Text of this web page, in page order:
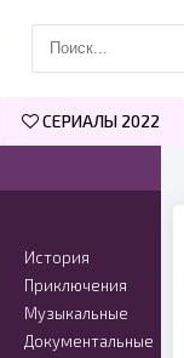
История
Приключения
Музыкальные
Документальные
СЕРИАЛЫ 2022